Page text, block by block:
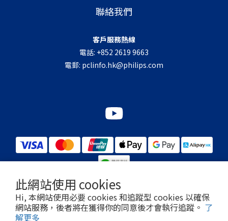
此網站使用 cookies
Hi, 本網站使用必要 cookies 和追蹤型 cookies 以確保
網站服務，後者將在獲得你的同意後才會執行追蹤。 了
解更多
聯絡我們
客戶服務熱線
電話: +852 2619 9663
電郵: pclinfo.hk@philips.com
© Koninklijke Philips N.V.，2018 - 2025。 保留所有權利。